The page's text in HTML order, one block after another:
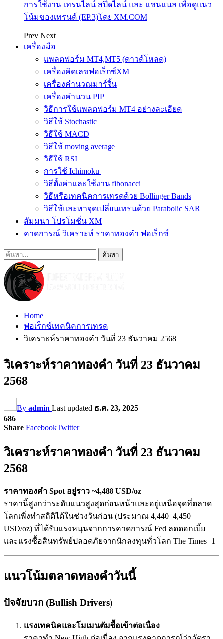
การใช้งาน เทรนไลน์ สปีดไลน์ และ แชนแนล เพื่อดูแนว
โน้มของเทรนด์ (EP.3)โดย XM.COM
Prev Next
เครื่องมือ
แพลตฟอร์ม MT4,MT5 (ดาวด์โหลด)
เครื่องคิดเลขฟอเร็กซ์XM
เครื่องคำนวณมาร์จิ้น
เครื่องคำนวน PIP
วิธีการใช้แพลตฟอร์ม MT4 อย่างละเอียด
วิธีใช้ Stochastic
วิธีใช้ MACD
วิธีใช้ moving average
วิธีใช้ RSI
การใช้ Ichimoku
วิธีตั้งค่าและใช้งาน fibonacci
วิธีหรือเทคนิคการเทรดด้วย Bollinger Bands
วิธีใช้และหาจุดเปลี่ยนเทรนด้วย Parabolic SAR
สัมมนา โปรโมชั่น XM
คาดการณ์ วิเคราะห์ ราคาทองคำ ฟอเร็กซ์
Home
ฟอเร็กซ์เทคนิคการเทรด
วิเคราะห์ราคาทองคำ วันที่ 23 ธันวาคม 2568
วิเคราะห์ราคาทองคำ วันที่ 23 ธันวาคม
2568
By admin Last updated ธ.ค. 23, 2025
686
Share FacebookTwitter
วิเคราะห์ราคาทองคำ วันที่ 23 ธันวาคม
2568
ราคาทองคำ Spot อยู่ราว ~4,488 USD/oz
ราคานี้สูงกว่าระดับแนวสูงสุดก่อนหน้าและอยู่เหนือจุดที่ตลาด
โลกเพิ่งทำสถิติได้ในช่วงวันก่อน (ประมาณ 4,440–4,450
USD/oz) ที่ได้รับแรงหนุนจากการคาดการณ์ Fed ลดดอกเบี้ย
และแรงซื้อสินทรัพย์ปลอดภัยจากนักลงทุนทั่วโลก The Times+1
แนวโน้มตลาดทองคำวันนี้
ปัจจัยบวก (Bullish Drivers)
แรงเทคนิคและโมเมนตัมซื้อเข้าต่อเนื่อง